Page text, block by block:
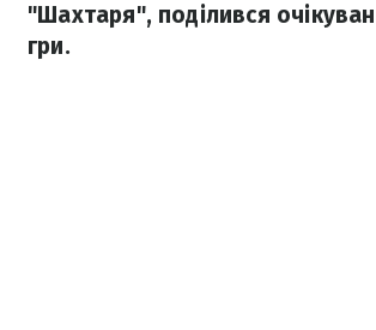
"Шахтаря", поділився
гри.